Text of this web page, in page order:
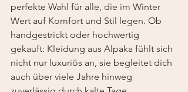
perfekte Wahl für alle, die im Winter
Wert auf Komfort und Stil legen. Ob
handgestrickt oder hochwertig
gekauft: Kleidung aus Alpaka fühlt sich
nicht nur luxuriös an, sie begleitet dich
auch über viele Jahre hinweg